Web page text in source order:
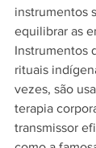
instrumentos
equilibrar as
Instrumentos
rituais
vezes, são
terapia
transmissor